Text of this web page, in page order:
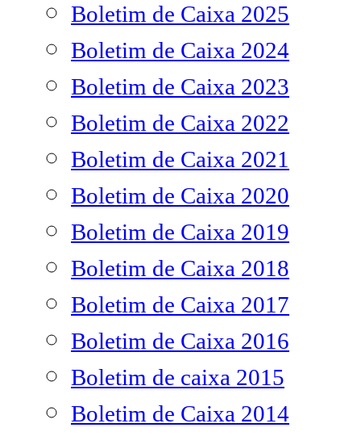
Boletim de Caixa 2025
Boletim de Caixa 2024
Boletim de Caixa 2023
Boletim de Caixa 2022
Boletim de Caixa 2021
Boletim de Caixa 2020
Boletim de Caixa 2019
Boletim de Caixa 2018
Boletim de Caixa 2017
Boletim de Caixa 2016
Boletim de caixa 2015
Boletim de Caixa 2014